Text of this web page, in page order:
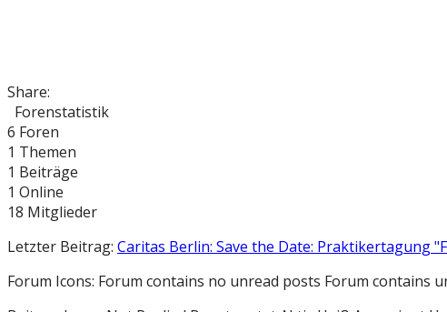
Share:
Forenstatistik
6 Foren
1 Themen
1 Beiträge
1 Online
18 Mitglieder
Letzter Beitrag: Caritas Berlin: Save the Date: Praktikertagung
Forum Icons: Forum contains no unread posts Forum contains